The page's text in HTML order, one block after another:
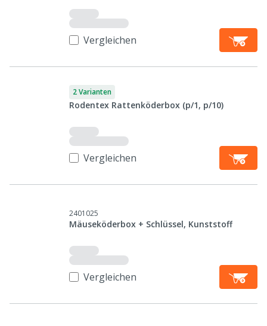
Vergleichen
2 Varianten
Rodentex Rattenköderbox (p/1, p/10)
Vergleichen
2401025
Mäuseköderbox + Schlüssel, Kunststoff
Vergleichen